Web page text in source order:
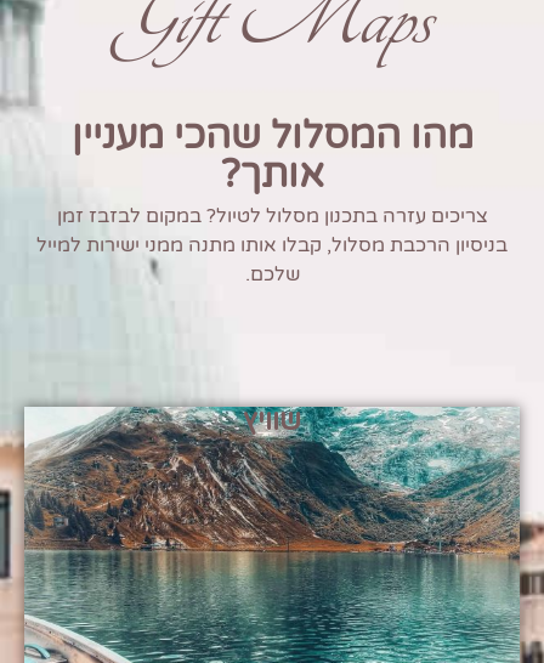
מהו המסלול שהכי מעניין
אותך?
צריכים עזרה בתכנון מסלול לטיול? במקום לבזבז זמן
בניסיון הרכבת מסלול, קבלו אותו מתנה ממני ישירות למייל
שלכם.
שוויץ